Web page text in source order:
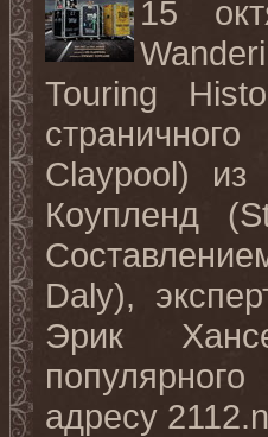
15
Touring
Claypool)
Коупленд
Daly),
Эрик
адресу